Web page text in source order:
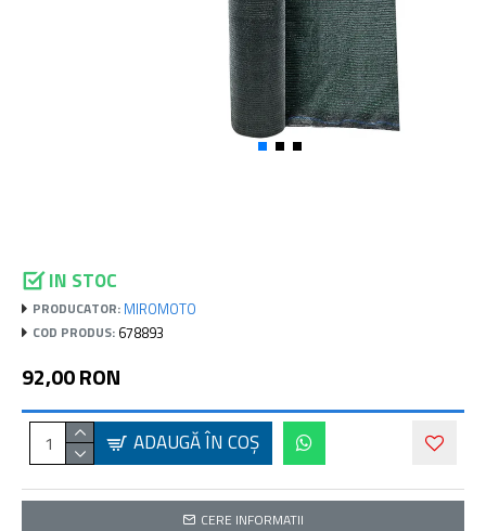
IN STOC
PRODUCATOR: MIROMOTO
COD PRODUS: 678893
92,00 RON
ADAUGĂ ÎN COŞ
CERE INFORMATII